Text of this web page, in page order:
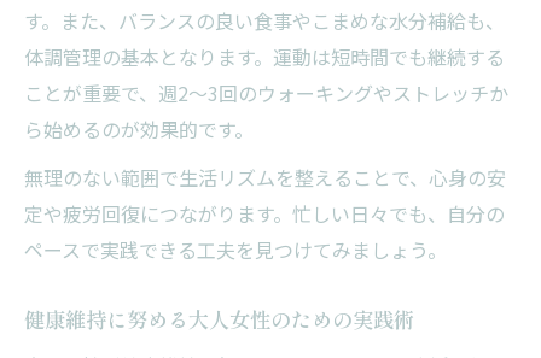
す。また、バランスの良い食事やこまめな水分補給も、
体調管理の基本となります。運動は短時間でも継続する
ことが重要で、週2～3回のウォーキングやストレッチか
ら始めるのが効果的です。
無理のない範囲で生活リズムを整えることで、心身の安
定や疲労回復につながります。忙しい日々でも、自分の
ペースで実践できる工夫を見つけてみましょう。
健康維持に努める大人女性のための実践術